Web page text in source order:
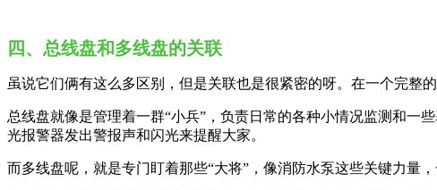
四、总线盘和多线盘的关联
虽说它们俩有这么多区别，但是关联也是很紧密的呀。在一个完整
总线盘就像是管理着一群“小兵”，负责日常的各种小情况监测和一
光报警器发出警报声和闪光来提醒大家。
而多线盘呢，就是专门盯着那些“大将”，像消防水泵这些关键力量